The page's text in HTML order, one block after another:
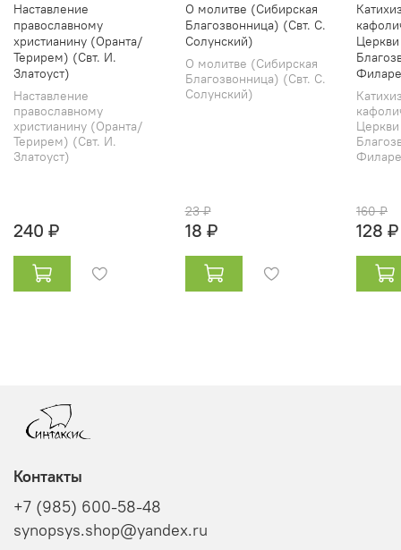
Наставление
православному
христианину (Оранта/
Терирем) (Свт. И.
Златоуст)
Наставление
православному
христианину (Оранта/
Терирем) (Свт. И.
Златоуст)
240 ₽
О молитве (Сибирская
Благозвонница) (Свт. С.
Солунский)
О молитве (Сибирская
Благозвонница) (Свт. С.
Солунский)
23 ₽
18 ₽
160 ₽
128 ₽
Контакты
+7 (985) 600-58-48
synopsys.shop@yandex.ru